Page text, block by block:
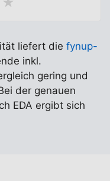
liefert die fynup-
inkl.
gering und
der genauen
EDA ergibt sich